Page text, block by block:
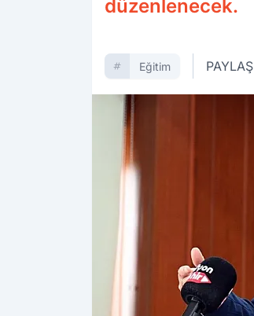
düzenlenecek.
Eğitim PAYLAŞ